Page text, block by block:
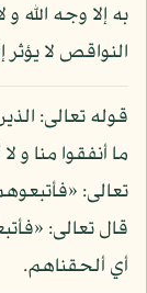
به إلا وجه الله
النواقص لا يؤثر
قوله تعالى:
ما أنفقوا منا و
أي ألحقناهم.